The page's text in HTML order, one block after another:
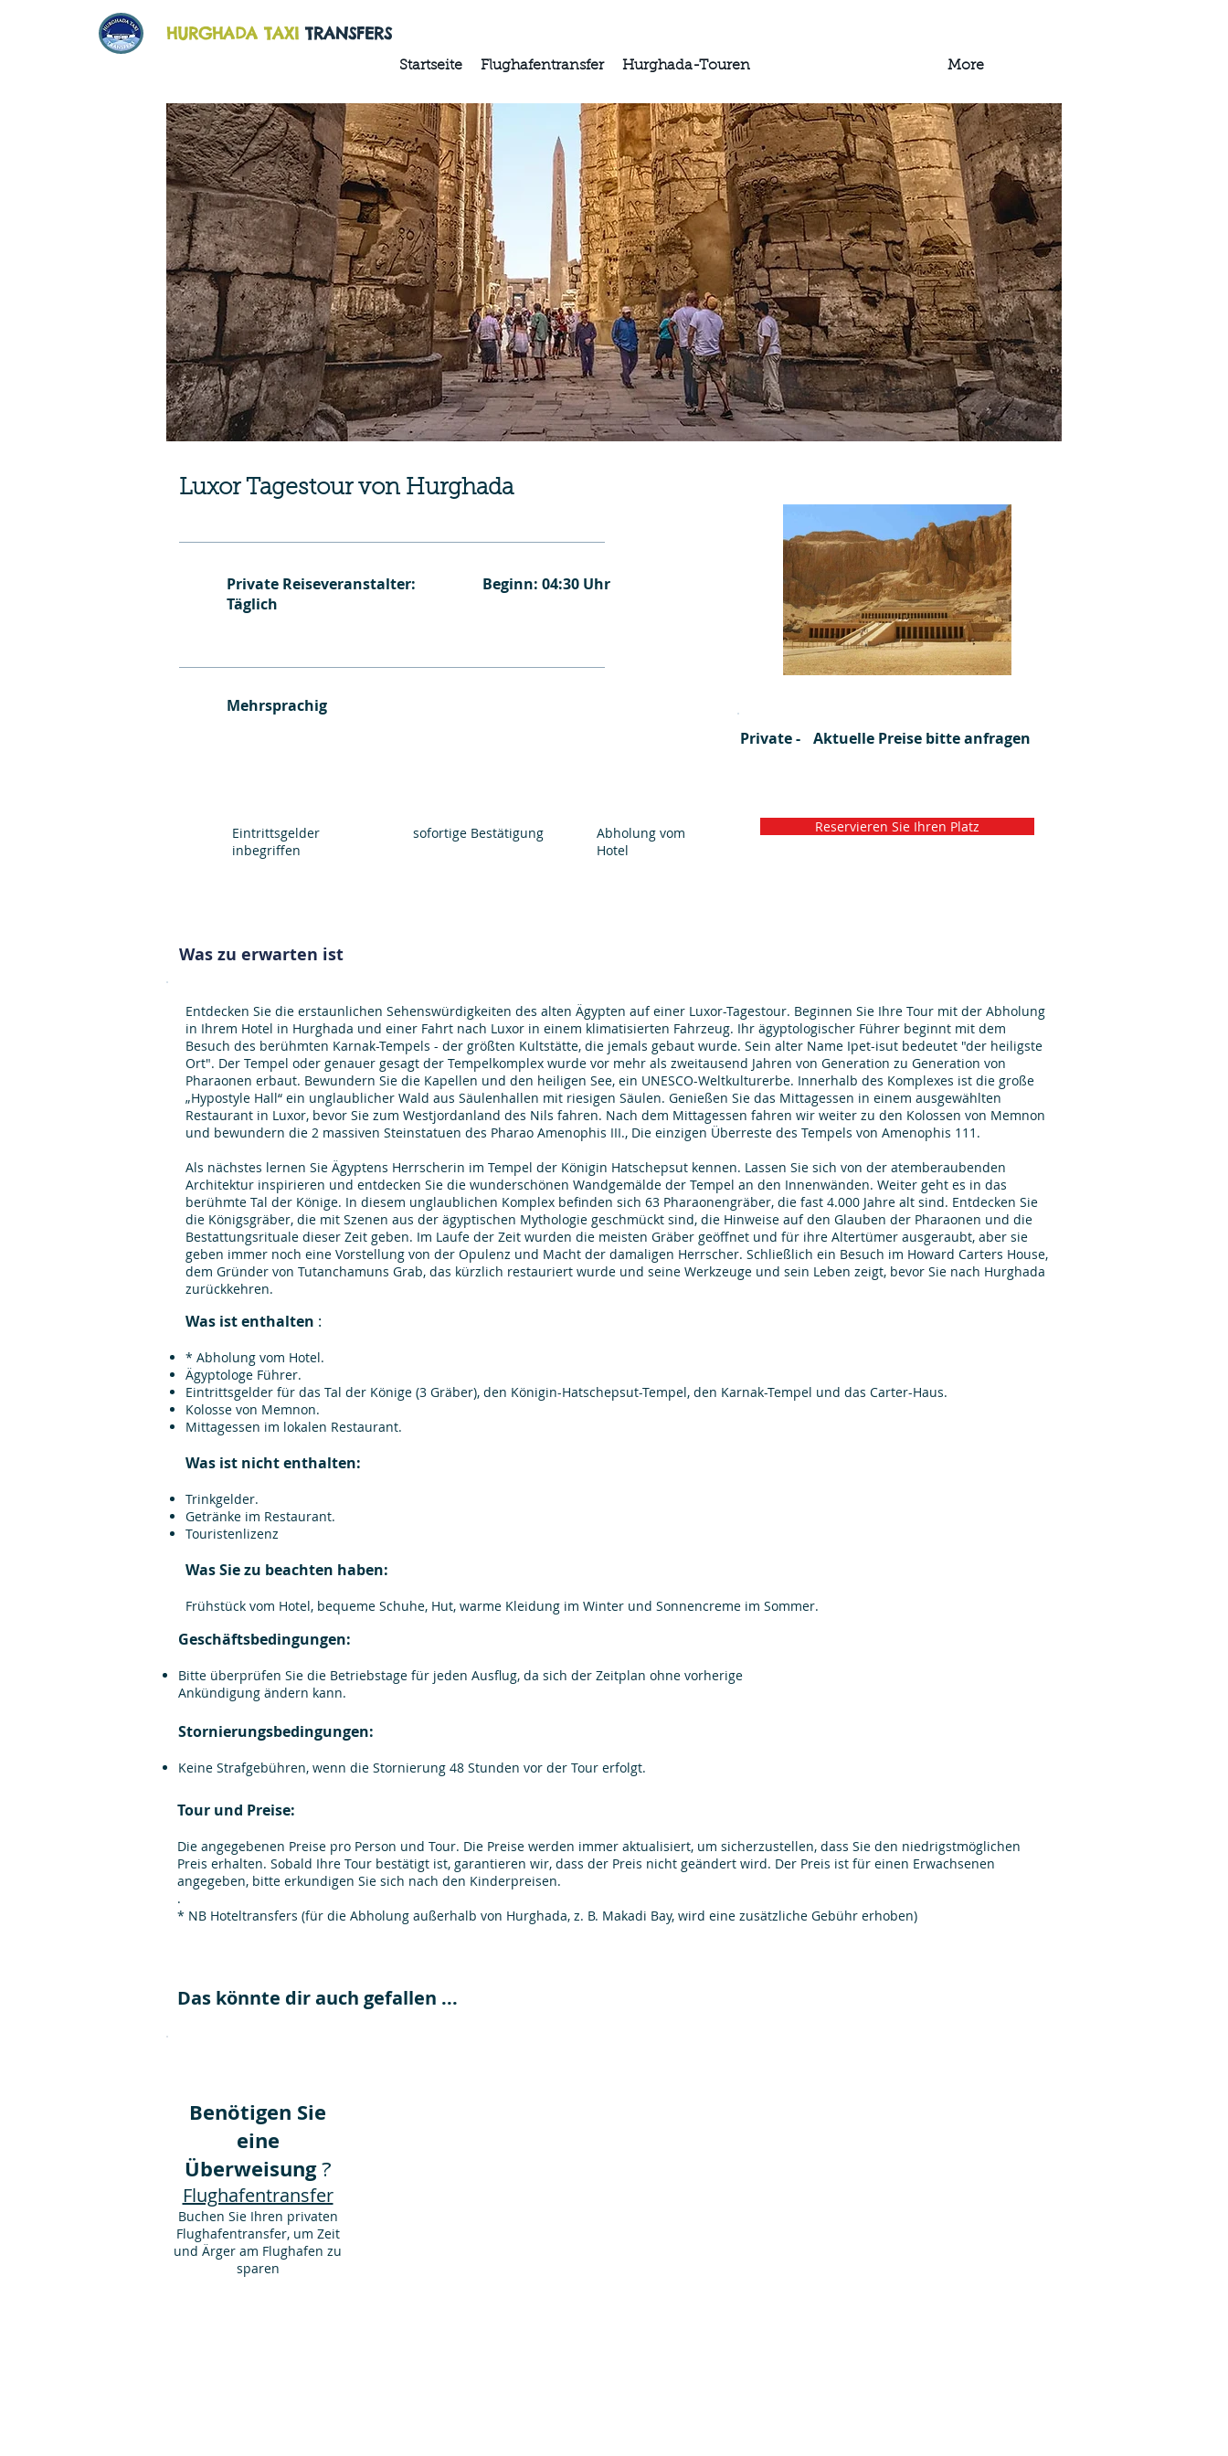
HURGHADA TAXI TRANSFERS
Startseite Flughafentransfer Hurghada-Touren More
Luxor Tagestour von Hurghada
Private Reiseveranstalter:
Täglich
Beginn: 04:30 Uhr
Mehrsprachig
Eintrittsgelder
inbegriffen
sofortige Bestätigung
Abholung vom
Hotel
Private - Aktuelle Preise bitte anfragen
Reservieren Sie Ihren Platz
Was zu erwarten ist
Entdecken Sie die erstaunlichen Sehenswürdigkeiten des alten Ägypten auf einer Luxor-Tagestour. Beginnen Sie Ihre Tour mit der Abholung
in Ihrem Hotel in Hurghada und einer Fahrt nach Luxor in einem klimatisierten Fahrzeug. Ihr ägyptologischer Führer beginnt mit dem
Besuch des berühmten Karnak-Tempels - der größten Kultstätte, die jemals gebaut wurde. Sein alter Name Ipet-isut bedeutet "der heiligste
Ort". Der Tempel oder genauer gesagt der Tempelkomplex wurde vor mehr als zweitausend Jahren von Generation zu Generation von
Pharaonen erbaut. Bewundern Sie die Kapellen und den heiligen See, ein UNESCO-Weltkulturerbe. Innerhalb des Komplexes ist die große
„Hypostyle Hall“ ein unglaublicher Wald aus Säulenhallen mit riesigen Säulen. Genießen Sie das Mittagessen in einem ausgewählten
Restaurant in Luxor, bevor Sie zum Westjordanland des Nils fahren. Nach dem Mittagessen fahren wir weiter zu den Kolossen von Memnon
und bewundern die 2 massiven Steinstatuen des Pharao Amenophis III., Die einzigen Überreste des Tempels von Amenophis 111.
Als nächstes lernen Sie Ägyptens Herrscherin im Tempel der Königin Hatschepsut kennen. Lassen Sie sich von der atemberaubenden
Architektur inspirieren und entdecken Sie die wunderschönen Wandgemälde der Tempel an den Innenwänden. Weiter geht es in das
berühmte Tal der Könige. In diesem unglaublichen Komplex befinden sich 63 Pharaonengräber, die fast 4.000 Jahre alt sind. Entdecken Sie
die Königsgräber, die mit Szenen aus der ägyptischen Mythologie geschmückt sind, die Hinweise auf den Glauben der Pharaonen und die
Bestattungsrituale dieser Zeit geben. Im Laufe der Zeit wurden die meisten Gräber geöffnet und für ihre Altertümer ausgeraubt, aber sie
geben immer noch eine Vorstellung von der Opulenz und Macht der damaligen Herrscher. Schließlich ein Besuch im Howard Carters House,
dem Gründer von Tutanchamuns Grab, das kürzlich restauriert wurde und seine Werkzeuge und sein Leben zeigt, bevor Sie nach Hurghada
zurückkehren.
Was ist enthalten :
* Abholung vom Hotel.
Ägyptologe Führer.
Eintrittsgelder für das Tal der Könige (3 Gräber), den Königin-Hatschepsut-Tempel, den Karnak-Tempel und das Carter-Haus.
Kolosse von Memnon.
Mittagessen im lokalen Restaurant.
Was ist nicht enthalten:
Trinkgelder.
Getränke im Restaurant.
Touristenlizenz
Was Sie zu beachten haben:
Frühstück vom Hotel, bequeme Schuhe, Hut, warme Kleidung im Winter und Sonnencreme im Sommer.
Geschäftsbedingungen:
Bitte überprüfen Sie die Betriebstage für jeden Ausflug, da sich der Zeitplan ohne vorherige
Ankündigung ändern kann.
Stornierungsbedingungen:
Keine Strafgebühren, wenn die Stornierung 48 Stunden vor der Tour erfolgt.
Tour und Preise:
Die angegebenen Preise pro Person und Tour. Die Preise werden immer aktualisiert, um sicherzustellen, dass Sie den niedrigstmöglichen
Preis erhalten. Sobald Ihre Tour bestätigt ist, garantieren wir, dass der Preis nicht geändert wird. Der Preis ist für einen Erwachsenen
angegeben, bitte erkundigen Sie sich nach den Kinderpreisen.
.
* NB Hoteltransfers (für die Abholung außerhalb von Hurghada, z. B. Makadi Bay, wird eine zusätzliche Gebühr erhoben)
Das könnte dir auch gefallen ...
Benötigen Sie
eine
Überweisung?
Flughafentransfer
Buchen Sie Ihren privaten
Flughafentransfer, um Zeit
und Ärger am Flughafen zu
sparen